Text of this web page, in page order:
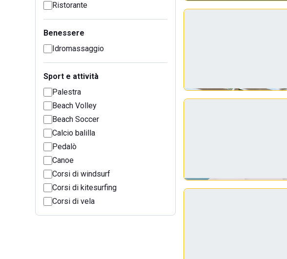
Ristorante
Benessere
Idromassaggio
Sport e attività
Palestra
Beach Volley
Beach Soccer
Calcio balilla
Pedalò
Canoe
Corsi di windsurf
Corsi di kitesurfing
Corsi di vela